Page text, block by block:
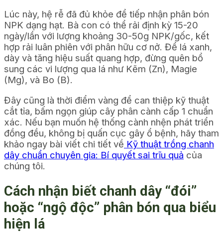
Lúc này, hệ rễ đã đủ khỏe để tiếp nhận phân bón
NPK dạng hạt. Bà con có thể rải định kỳ 15-20
ngày/lần với lượng khoảng 30-50g NPK/gốc, kết
hợp rải luân phiên với phân hữu cơ nở. Để lá xanh,
dày và tăng hiệu suất quang hợp, đừng quên bổ
sung các vi lượng qua lá như Kẽm (Zn), Magie
(Mg), và Bo (B).
Đây cũng là thời điểm vàng để can thiệp kỹ thuật
cắt tỉa, bấm ngọn giúp cây phân cành cấp 1 chuẩn
xác. Nếu bạn muốn hệ thống cành nhện phát triển
đồng đều, không bị quấn cục gây ổ bệnh, hãy tham
khảo ngay bài viết chi tiết về Kỹ thuật trồng chanh
dây chuẩn chuyên gia: Bí quyết sai trĩu quả của
chúng tôi.
Cách nhận biết chanh dây “đói”
hoặc “ngộ độc” phân bón qua biểu
hiện lá